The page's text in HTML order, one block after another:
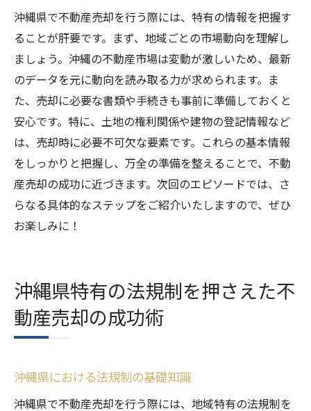
法的リスクを避けた安全な不動産売却の流
れ
不動産売却をスムーズに進めるために沖縄県で
知っておくべきこと
売却プロセスをスムーズにするための事前
準備
沖縄県での不動産売却時に注意すべきポイ
ント
ストレスフリーな売却を実現するためのコ
ツ
沖縄県特有の売却に伴う手続きと準備
スムーズな売却のための沖縄県向け実践ア
ドバイス
沖縄県で不動産売却を成功させるための注意事
沖縄県での不動産売却成功のための準備
沖縄県で不動産売却を行う際には、特有の情報を把握す
ることが肝要です。まず、地域ごとの市場動向を理解し
ましょう。沖縄の不動産市場は変動が激しいため、最新
のデータを元に動向を読み取る力が求められます。ま
た、売却に必要な書類や手続きも事前に準備しておくと
安心です。特に、土地の権利関係や建物の登記情報など
は、売却時に必要不可欠な要素です。これらの基本情報
をしっかりと把握し、万全の準備を整えることで、不動
産売却の成功に近づきます。次回のエピソードでは、さ
らなる具体的なステップをご紹介いたしますので、ぜひ
お楽しみに！
沖縄県特有の法規制を押さえた不
動産売却の成功術
沖縄県における法規制の基礎知識
沖縄県で不動産売却を行う際には、地域特有の法規制を